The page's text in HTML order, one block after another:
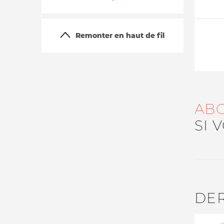
Remonter en haut de fil
SI